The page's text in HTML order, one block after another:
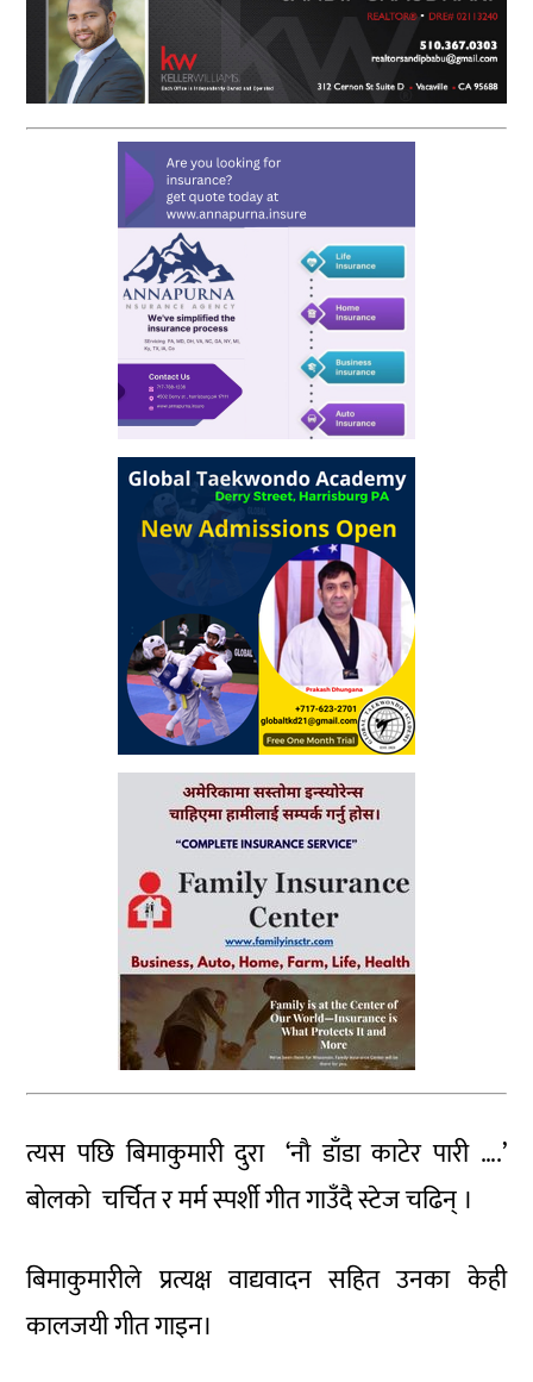
त्यस पछि बिमाकुमारी दुरा ‘नौ डाँडा काटेर पारी ….’
बोलको चर्चित र मर्म स्पर्शी गीत गाउँदै स्टेज चढिन् ।
बिमाकुमारीले प्रत्यक्ष वाद्यवादन सहित उनका केही
कालजयी गीत गाइन।